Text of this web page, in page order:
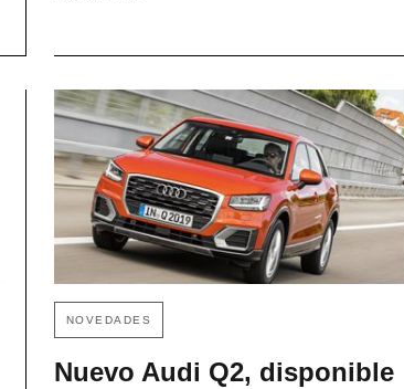
NOVEDADES
Nuevo Audi Q2, disponible